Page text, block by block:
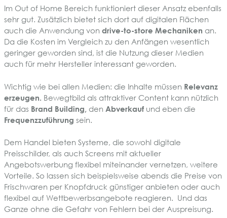
Im Out of Home Bereich funktioniert dieser Ansatz ebenfalls
sehr gut. Zusätzlich bietet sich dort auf digitalen Flächen
auch die Anwendung von drive-to-store Mechaniken an.
Da die Kosten im Vergleich zu den Anfängen wesentlich
geringer geworden sind, ist die Nutzung dieser Medien
auch für mehr Hersteller interessant geworden.
Wichtig wie bei allen Medien: die Inhalte müssen Relevanz
erzeugen. Bewegtbild als attraktiver Content kann nützlich
für das Brand Building, den Abverkauf und eben die
Frequenzzuführung sein.
Dem Handel bieten Systeme, die sowohl digitale
Preisschilder, als auch Screens mit aktueller
Angebotswerbung flexibel miteinander vernetzen, weitere
Vorteile. So lassen sich beispielsweise abends die Preise von
Frischwaren per Knopfdruck günstiger anbieten oder auch
flexibel auf Wettbewerbsangebote reagieren. Und das
Ganze ohne die Gefahr von Fehlern bei der Auspreisung.